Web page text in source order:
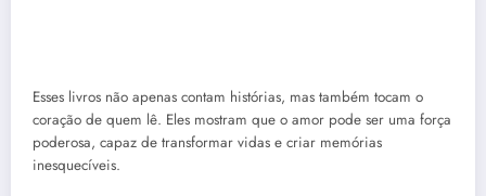
Esses livros não apenas contam histórias, mas também tocam o
coração de quem lê. Eles mostram que o amor pode ser uma força
poderosa, capaz de transformar vidas e criar memórias
inesquecíveis.